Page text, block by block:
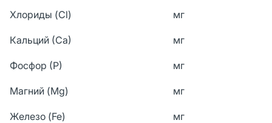
Хлориды (Cl) мг
Кальций (Са) мг
Фосфор (Р) мг
Магний (Mg) мг
Железо (Fe) мг